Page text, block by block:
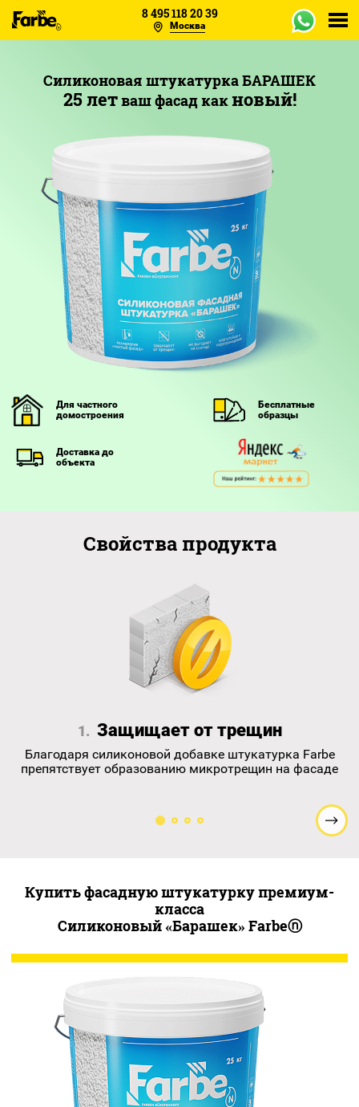
Москва
8 495 118 20 39
Объекты
Образцы
Отзывы
О заводе
Оплата
Доставка
Контакты
Силиконовая штукатурка БАРАШЕК
25 летваш фасад как новый!
Для частного
домостроения
Доставка до
объекта
Бесплатные
образцы
Свойства продукта
1. Защищает от трещин
Благодаря силиконовой добавке штукатурка Farbe
препятствует образованию микротрещин на фасаде
Купить фасадную штукатурку премиум-
класса
Силиконовый «Барашек» Farbeⓝ